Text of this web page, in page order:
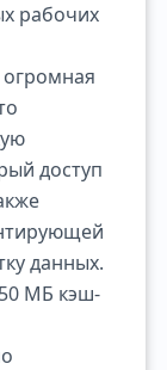
рабочих
огромная
доступ
данных.
МБ кэш-